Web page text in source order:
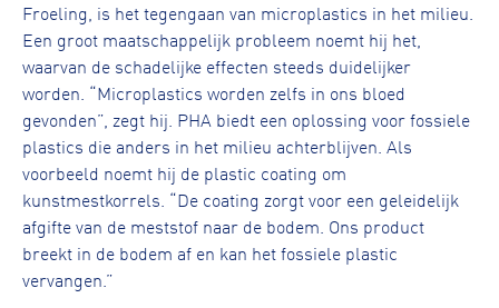
Froeling, is het tegengaan van microplastics in het milieu.
Een groot maatschappelijk probleem noemt hij het,
waarvan de schadelijke effecten steeds duidelijker
worden. “Microplastics worden zelfs in ons bloed
gevonden”, zegt hij. PHA biedt een oplossing voor fossiele
plastics die anders in het milieu achterblijven. Als
voorbeeld noemt hij de plastic coating om
kunstmestkorrels. “De coating zorgt voor een geleidelijk
afgifte van de meststof naar de bodem. Ons product
breekt in de bodem af en kan het fossiele plastic
vervangen.”